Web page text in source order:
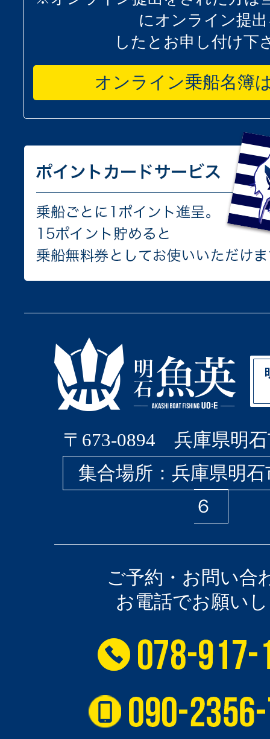
にオンライン提
したとお申し付け下
オンライン乗船名簿
〒673-0894 兵庫県明石
集合場所：兵庫県明
６
ご予約・お問い合
お電話でお願い